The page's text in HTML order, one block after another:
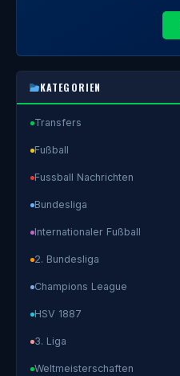
KATEGORIEN
Transfers
Fußball
Fussball Nachrichten
Bundesliga
Internationaler Fußball
2. Bundesliga
Champions League
HSV 1887
3. Liga
Weltmeisterschaften